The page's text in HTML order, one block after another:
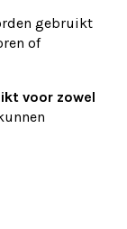
gebruikt
of
voor zowel